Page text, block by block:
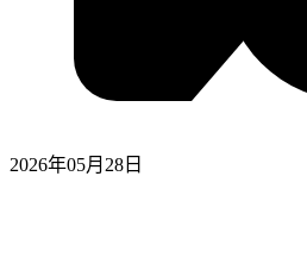
2026年05月28日